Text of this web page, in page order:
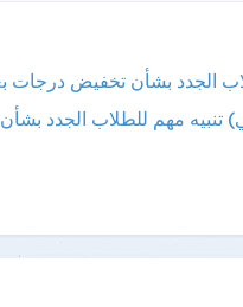
الجدد بشأن تخفيض
تنبيه مهم للطلاب الجدد